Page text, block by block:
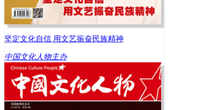
坚定文化自信 用文艺振奋民族精神
中国文化人物主办